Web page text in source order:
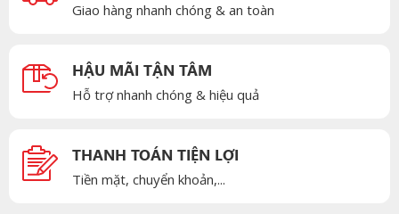
Giao hàng nhanh chóng & an toàn
HẬU MÃI TẬN TÂM
Hỗ trợ nhanh chóng & hiệu quả
THANH TOÁN TIỆN LỢI
Tiền mặt, chuyển khoản,...